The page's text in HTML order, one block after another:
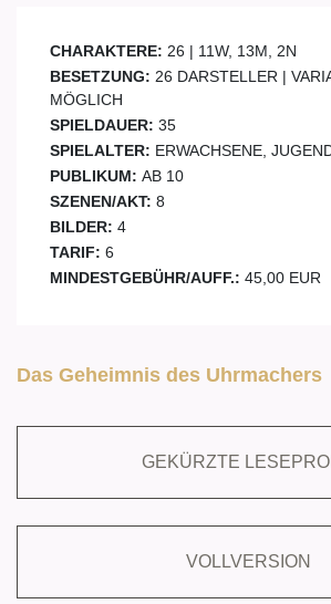
CHARAKTERE: 26 | 11W, 13M, 2N
BESETZUNG: 26 DARSTELLER |
MÖGLICH
SPIELDAUER: 35
SPIELALTER: ERWACHSENE,
PUBLIKUM: AB 10
SZENEN/AKT: 8
BILDER: 4
TARIF: 6
MINDESTGEBÜHR/AUFF.: 45,00 EUR
Das Geheimnis des Uhrmachers
GEKÜRZTE
VOLLVERSION